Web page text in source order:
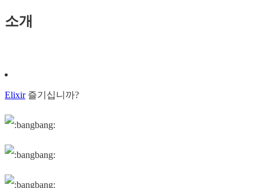
소개
Elixir즐기십니까?